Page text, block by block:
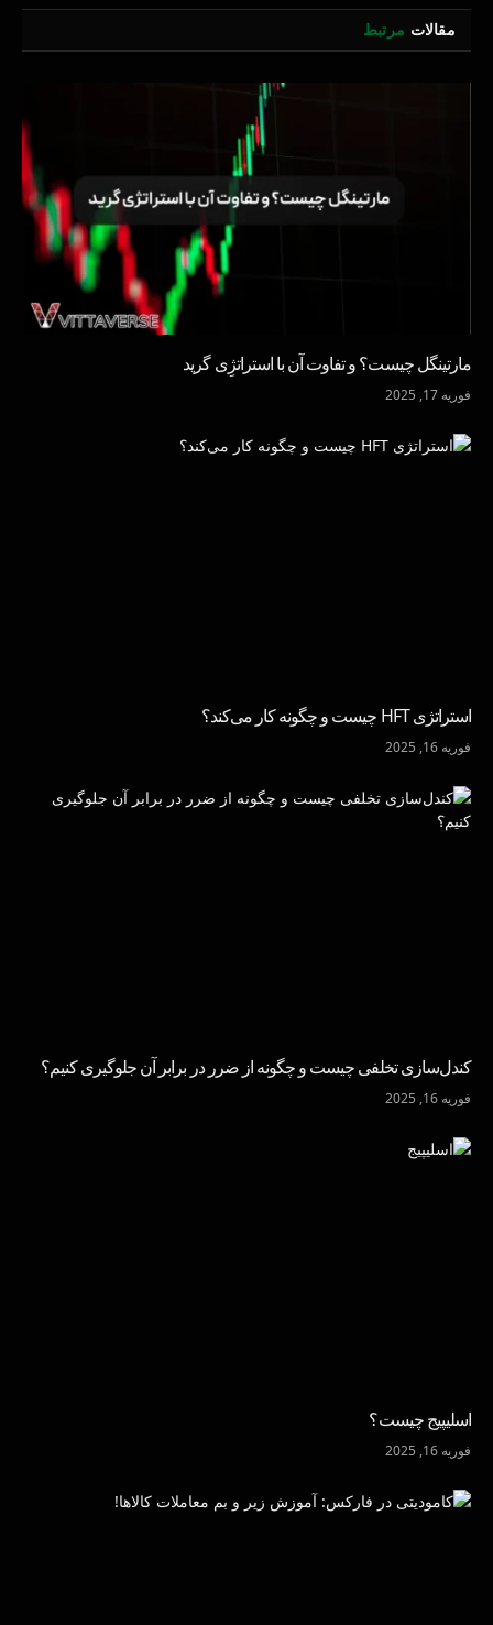
مقالات مرتبط
مارتینگل چیست؟ و تفاوت آن با استراتژِی گرید
فوریه 17, 2025
استراتژی HFT چیست و چگونه کار می‌کند؟
فوریه 16, 2025
کندل‌سازی تخلفی چیست و چگونه از ضرر در برابر آن جلوگیری کنیم؟
فوریه 16, 2025
اسلیپیج چیست؟
فوریه 16, 2025